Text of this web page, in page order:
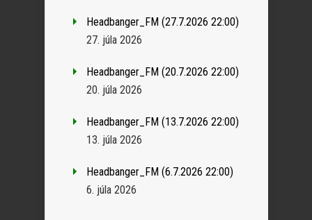
Headbanger_FM (27.7.2026 22:00)
27. júla 2026
Headbanger_FM (20.7.2026 22:00)
20. júla 2026
Headbanger_FM (13.7.2026 22:00)
13. júla 2026
Headbanger_FM (6.7.2026 22:00)
6. júla 2026